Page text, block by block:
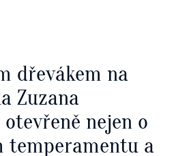
dřevákem na
Zuzana
nejen o
temperamentu a